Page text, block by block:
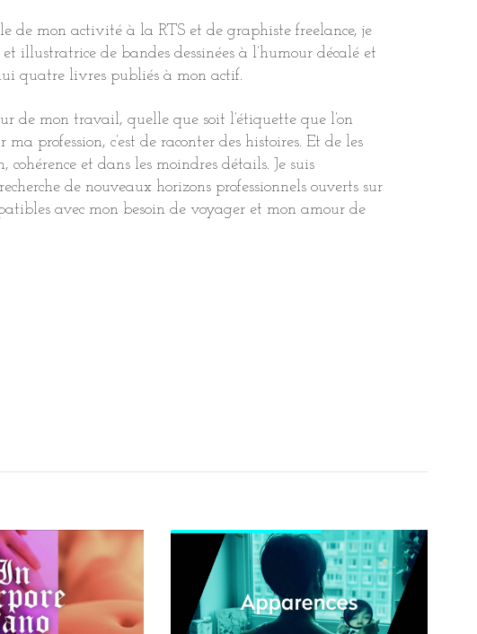
de mon activité à la RTS et de graphiste freelance, je
illustratrice de bandes dessinées à l’humour décalé et
quatre livres publiés à mon actif.
de mon travail, quelle que soit l’étiquette que l’on
ma profession, c’est de raconter des histoires. Et de les
cohérence et dans les moindres détails. Je suis
de nouveaux horizons professionnels ouverts sur
avec mon besoin de voyager et mon amour de